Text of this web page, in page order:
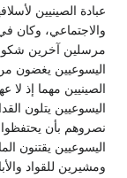
عبادة الصينيين
والاجتماعي، وكان
مرسلين آخرين
اليسوعيين يغضون
الصينيين مهما إذ لا
اليسوعيين يتلون
نصروهم بأن يحتفظوا
اليسوعيين يقتنون
ومشيرين للقواد